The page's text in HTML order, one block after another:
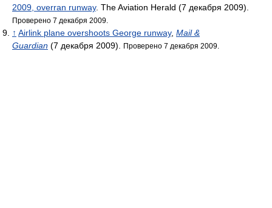
2009, overran runway. The Aviation Herald (7 декабря 2009).
Проверено 7 декабря 2009.
↑ Airlink plane overshoots George runway, Mail &
Guardian (7 декабря 2009). Проверено 7 декабря 2009.